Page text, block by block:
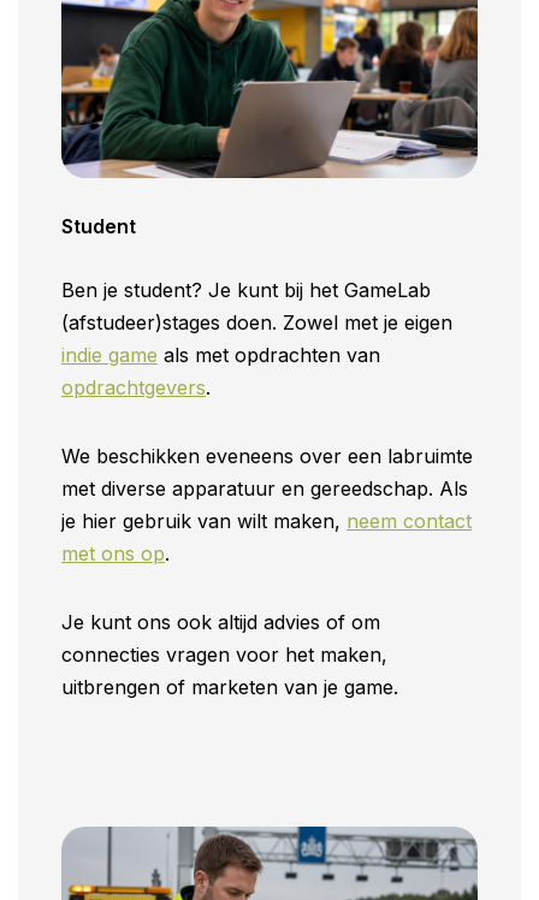
Student
Ben je student? Je kunt bij het GameLab
(afstudeer)stages doen. Zowel met je eigen
indie game als met opdrachten van
opdrachtgevers.
We beschikken eveneens over een labruimte
met diverse apparatuur en gereedschap. Als
je hier gebruik van wilt maken, neem contact
met ons op.
Je kunt ons ook altijd advies of om
connecties vragen voor het maken,
uitbrengen of marketen van je game.